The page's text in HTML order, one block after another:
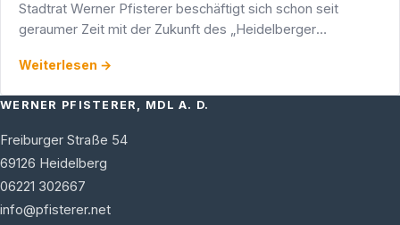
Stadtrat Werner Pfisterer beschäftigt sich schon seit
geraumer Zeit mit der Zukunft des „Heidelberger
Theresia Bauer …
Weiterlesen →
WERNER PFISTERER, MDL A. D.
Freiburger Straße 54
69126 Heidelberg
06221 302667
info@pfisterer.net